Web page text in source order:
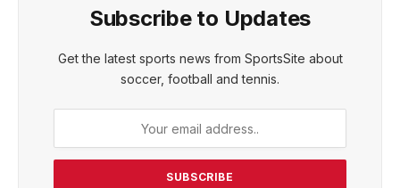
Subscribe to Updates
Get the latest sports news from SportsSite about
soccer, football and tennis.